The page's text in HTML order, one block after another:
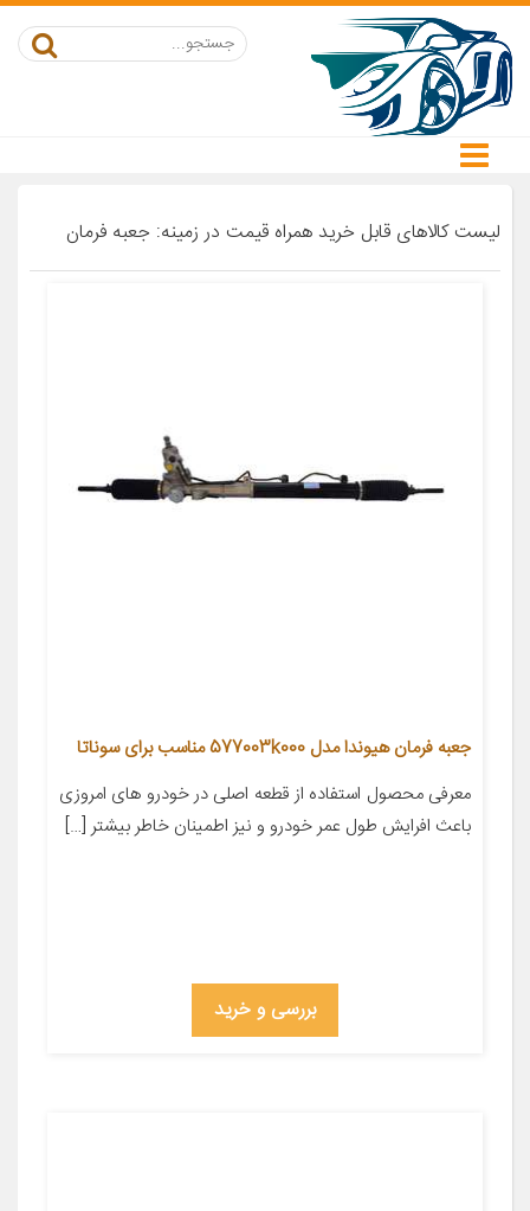
لیست کالاهای قابل خرید همراه قیمت در زمینه: جعبه فرمان
جعبه فرمان هیوندا مدل 577003k000 مناسب برای سوناتا
معرفی محصول استفاده از قطعه اصلی در خودرو های امروزی
باعث افرایش طول عمر خودرو و نیز اطمینان خاطر بیشتر […]
بررسی و خرید